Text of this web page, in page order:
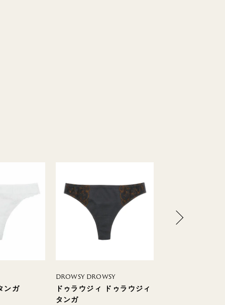
ンガ
DROWSY DROWSY
ドゥラウジィ ドゥラウジィ
タンガ